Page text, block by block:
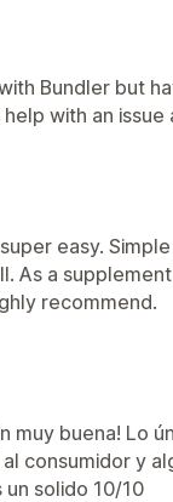
Bundler but
with an
easy.
As a
recommend.
muy buena! Lo
consumidor y
un solido 10/10